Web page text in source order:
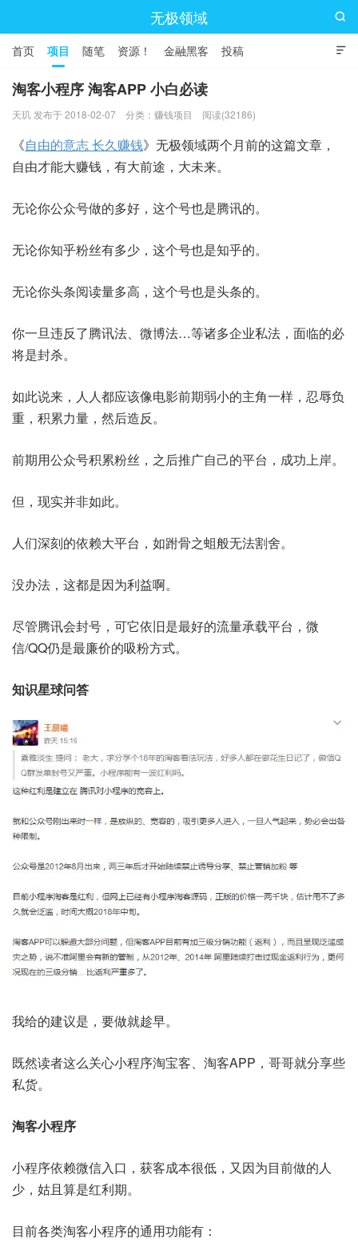
无极领域

首页 项目 随笔 资源！ 金融黑客 投稿

淘客小程序 淘客APP 小白必读
天玑 发布于 2018-02-07 分类： 赚钱项目 阅读(32186)
《自由的意志 长久赚钱》无极领域两个月前的这篇文章，
自由才能大赚钱，有大前途，大未来。
无论你公众号做的多好，这个号也是腾讯的。
无论你知乎粉丝有多少，这个号也是知乎的。
无论你头条阅读量多高，这个号也是头条的。
你一旦违反了腾讯法、微博法…等诸多企业私法，面临的必
将是封杀。
如此说来，人人都应该像电影前期弱小的主角一样，忍辱负
重，积累力量，然后造反。
前期用公众号积累粉丝，之后推广自己的平台，成功上岸。
但，现实并非如此。
人们深刻的依赖大平台，如跗骨之蛆般无法割舍。
没办法，这都是因为利益啊。
尽管腾讯会封号，可它依旧是最好的流量承载平台，微
信/QQ仍是最廉价的吸粉方式。
知识星球问答
我给的建议是，要做就趁早。
既然读者这么关心小程序淘宝客、淘客APP，哥哥就分享些
私货。
淘客小程序
小程序依赖微信入口，获客成本很低，又因为目前做的人
少，姑且算是红利期。
目前各类淘客小程序的通用功能有：